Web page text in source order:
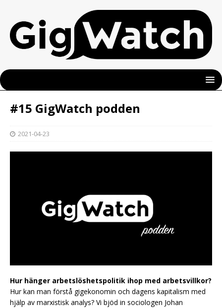
#15 GigWatch podden
2021-04-23
Hur hänger arbetslöshetspolitik ihop med arbetsvillkor?
Hur kan man förstå gigekonomin och dagens kapitalism med
hjälp av marxistisk analys? Vi bjöd in sociologen Johan